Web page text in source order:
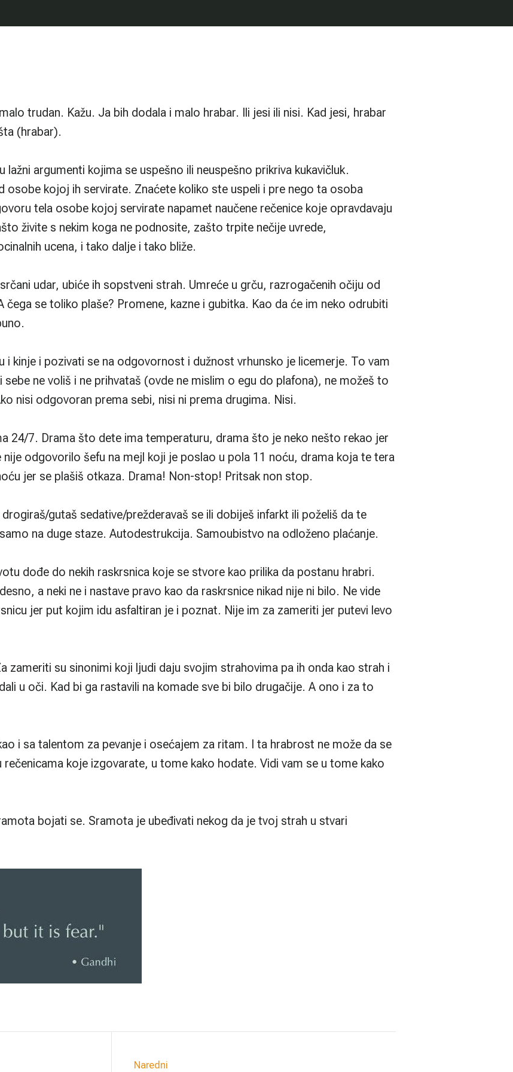
trudan. Kažu. Ja bih dodala i malo hrabar. Ili jesi ili nisi. Kad jesi, hrabar
(hrabar).
argumenti kojima se uspešno ili neuspešno prikriva kukavičluk.
osobe kojoj ih servirate. Znaćete koliko ste uspeli i pre nego ta osoba
tela osobe kojoj servirate napamet naučene rečenice koje opravdavaju
živite s nekim koga ne podnosite, zašto trpite nečije uvrede,
ucena, i tako dalje i tako bliže.
udar, ubiće ih sopstveni strah. Umreće u grču, razrogačenih očiju od
čega se toliko plaše? Promene, kazne i gubitka. Kao da će im neko odrubiti
i kinje i pozivati se na odgovornost i dužnost vrhunsko je licemerje. To vam
ne voliš i ne prihvataš (ovde ne mislim o egu do plafona), ne možeš to
nisi odgovoran prema sebi, nisi ni prema drugima. Nisi.
24/7. Drama što dete ima temperaturu, drama što je neko nešto rekao jer
odgovorilo šefu na mejl koji je poslao u pola 11 noću, drama koja te tera
jer se plašiš otkaza. Drama! Non-stop! Pritsak non stop.
gutaš sedative/prežderavaš se ili dobiješ infarkt ili poželiš da te
na duge staze. Autodestrukcija. Samoubistvo na odloženo plaćanje.
dođe do nekih raskrsnica koje se stvore kao prilika da postanu hrabri.
a neki ne i nastave pravo kao da raskrsnice nikad nije ni bilo. Ne vide
jer put kojim idu asfaltiran je i poznat. Nije im za zameriti jer putevi levo
zameriti su sinonimi koji ljudi daju svojim strahovima pa ih onda kao strah i
u oči. Kad bi ga rastavili na komade sve bi bilo drugačije. A ono i za to
i sa talentom za pevanje i osećajem za ritam. I ta hrabrost ne može da se
rečenicama koje izgovarate, u tome kako hodate. Vidi vam se u tome kako
bojati se. Sramota je ubeđivati nekog da je tvoj strah u stvari
Naredni